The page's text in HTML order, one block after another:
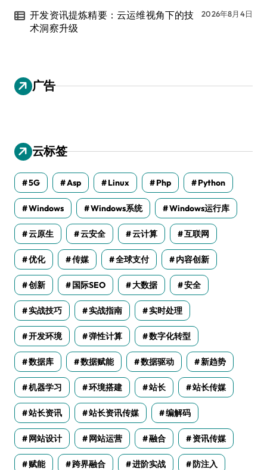
开发资讯提炼精要：云运维视角下的技
术洞察升级
2026年8月4日
广告
云标签
5G Asp Linux Php Python
Windows Windows系统 Windows运行库
云原生 云安全 云计算 互联网
优化 传媒 全球支付 内容创新
创新 国际SEO 大数据 安全
实战技巧 实战指南 实时处理
开发环境 弹性计算 数字化转型
数据库 数据赋能 数据驱动 新趋势
机器学习 环境搭建 站长 站长传媒
站长资讯 站长资讯传媒 编解码
网站设计 网站运营 融合 资讯传媒
赋能 跨界融合 进阶实战 防注入